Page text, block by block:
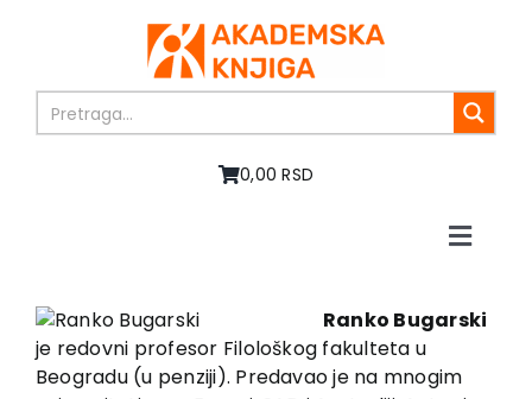
0,00 RSD
Toggle
About us
Books
In preparation
Ranko Bugarski
je redovni profesor Filološkog fakulteta u
Beogradu (u penziji). Predavao je na mnogim